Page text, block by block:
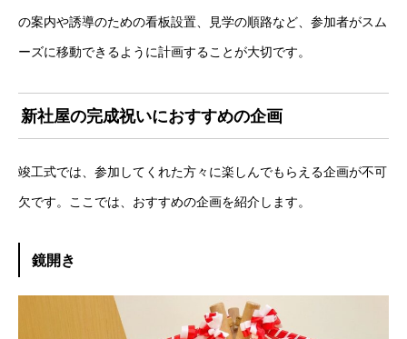
の案内や誘導のための看板設置、見学の順路など、参加者がスム
ーズに移動できるように計画することが大切です。
新社屋の完成祝いにおすすめの企画
竣工式では、参加してくれた方々に楽しんでもらえる企画が不可
欠です。ここでは、おすすめの企画を紹介します。
鏡開き